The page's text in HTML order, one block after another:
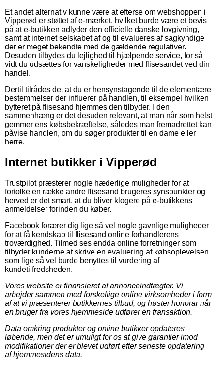
Et andet alternativ kunne være at efterse om webshoppen i
Vipperød er støttet af e-mærket, hvilket burde være et bevis
på at e-butikken adlyder den officielle danske lovgivning,
samt at internet selskabet af og til evalueres af sagkyndige
der er meget bekendte med de gældende regulativer.
Desuden tilbydes du lejlighed til hjælpende service, for så
vidt du udsættes for vanskeligheder med flisesandet ved din
handel.
Dertil tilrådes det at du er hensynstagende til de elementære
bestemmelser der influerer på handlen, til eksempel hvilken
bytteret på flisesand hjemmesiden tilbyder. I den
sammenhæng er det desuden relevant, at man når som helst
gemmer ens købsbekræftelse, således man fremadrettet kan
påvise handlen, om du søger produkter til en dame eller
herre.
Internet butikker i Vipperød
Trustpilot præsterer nogle hæderlige muligheder for at
fortolke en række andre flisesand brugeres synspunkter og
herved er det smart, at du bliver klogere på e-butikkens
anmeldelser forinden du køber.
Facebook forærer dig lige så vel nogle gavnlige muligheder
for at få kendskab til flisesand online forhandlerens
troværdighed. Tilmed ses endda online forretninger som
tilbyder kunderne at skrive en evaluering af købsoplevelsen,
som lige så vel burde benyttes til vurdering af
kundetilfredsheden.
Vores website er finansieret af annonceindtægter. Vi
arbejder sammen med forskellige online virksomheder i form
af at vi præsenterer butikkernes tilbud, og høster honorar når
en bruger fra vores hjemmeside udfører en transaktion.
Data omkring produkter og online butikker opdateres
løbende, men det er umuligt for os at give garantier imod
modifikationer der er blevet udført efter seneste opdatering
af hjemmesidens data.